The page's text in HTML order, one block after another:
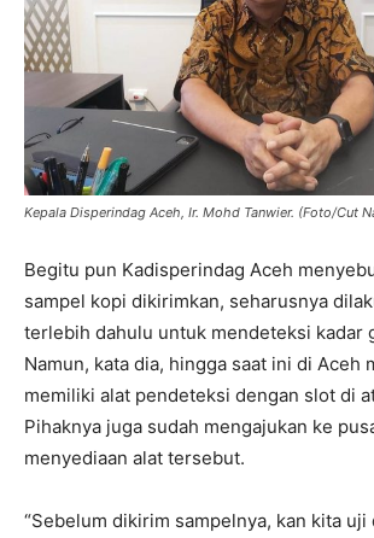
Kepala Disperindag Aceh, Ir. Mohd Tanwier. (Foto/Cut
Begitu pun Kadisperindag Aceh
sampel kopi dikirimkan, seharusnya
terlebih dahulu untuk mendeteksi kadar
Namun, kata dia, hingga saat ini di Aceh
memiliki alat pendeteksi dengan slot di
Pihaknya juga sudah mengajukan ke
menyediaan alat tersebut.
“Sebelum dikirim sampelnya, kan kita uji